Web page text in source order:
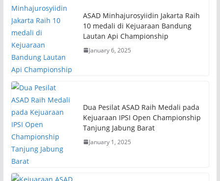
ASAD Minhajurosyiidin Jakarta Raih
10 medali di Kejuaraan Bandung
Lautan Api Championship
January 6, 2025
Dua Pesilat ASAD Raih Medali pada
Kejuaraan IPSI Open Championship
Tanjung Jabung Barat
January 1, 2025